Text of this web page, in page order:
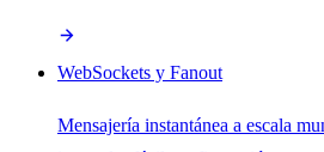
WebSockets y Fanout
Mensajería instantánea a escala